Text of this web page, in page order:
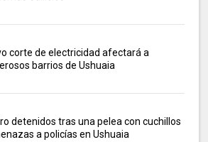
corte de electricidad afectará a
barrios de Ushuaia
detenidos tras una pelea con cuchillos
a policías en Ushuaia